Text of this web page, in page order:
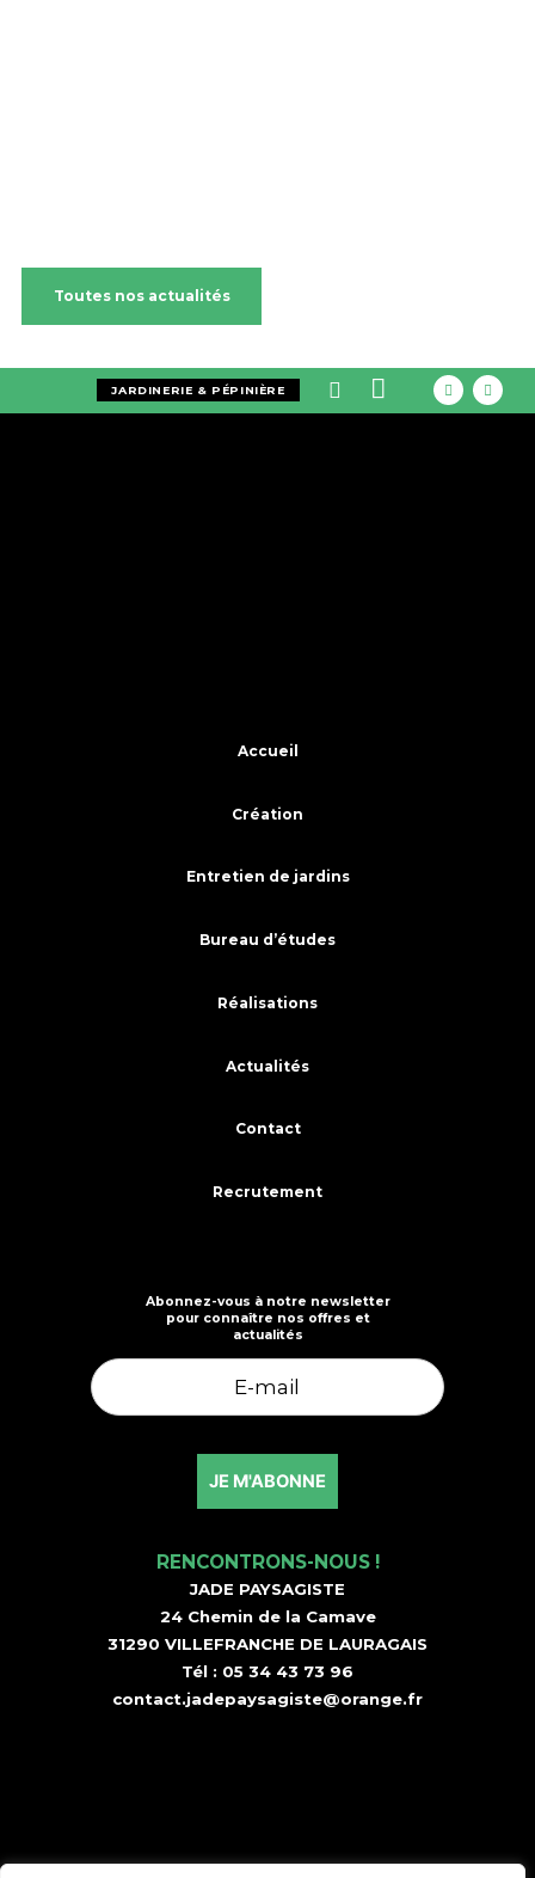
Toutes nos actualités
JARDINERIE & PÉPINIÈRE
Accueil
Création
Entretien de jardins
Bureau d’études
Réalisations
Actualités
Contact
Recrutement
Abonnez-vous à notre newsletter
pour connaître nos offres et
actualités
RENCONTRONS-NOUS !
JADE PAYSAGISTE
24 Chemin de la Camave
31290 VILLEFRANCHE DE LAURAGAIS
Tél : 05 34 43 73 96
contact.jadepaysagiste@orange.fr